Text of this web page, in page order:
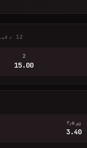
12 دقیقه پیش به روزرسانی شد
2
15.00
زیر ۲٫۵
3.40